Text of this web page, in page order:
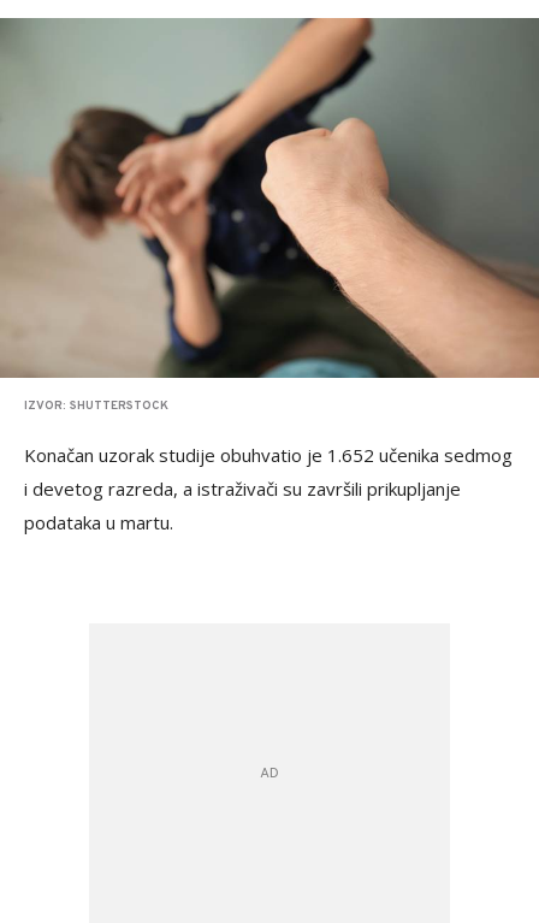
IZVOR: SHUTTERSTOCK
Konačan uzorak studije obuhvatio je 1.652 učenika sedmog
i devetog razreda, a istraživači su završili prikupljanje
podataka u martu.